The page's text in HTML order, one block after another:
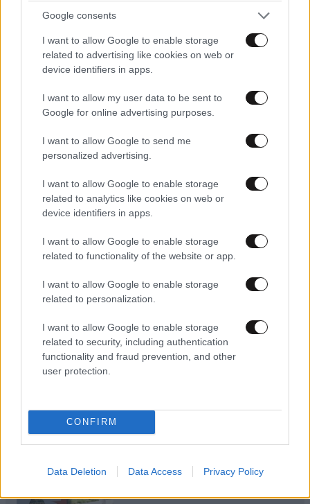
Google consents
I want to allow Google to enable storage
related to advertising like cookies on web or
device identifiers in apps.
I want to allow my user data to be sent to
Google for online advertising purposes.
I want to allow Google to send me
personalized advertising.
I want to allow Google to enable storage
related to analytics like cookies on web or
device identifiers in apps.
I want to allow Google to enable storage
related to functionality of the website or app.
I want to allow Google to enable storage
related to personalization.
I want to allow Google to enable storage
related to security, including authentication
functionality and fraud prevention, and other
user protection.
CONFIRM
Data Deletion Data Access Privacy Policy
MARKET NEWS
Εργοθεραπεία,
Λογοθεραπεία; Οδηγός
σπουδών και επαγγελματικών
Ο απόλυτος σύμμαχος στην
αποτοξίνωση & την ορμονική
ισορροπία
Πες μου πότε γεννήθηκες και
θα σου πω ποιες εμπειρίες θα
σου έκανα δώρο!
40 ημέρες, 33 δράσεις, 4.000+